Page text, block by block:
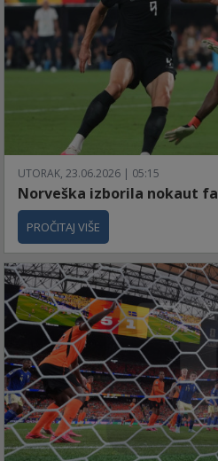
UTORAK, 23.06.2026 | 05:15
Norveška izborila nokaut
PROČITAJ VIŠE